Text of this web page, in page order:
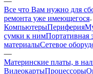
Все что Вам нужно для
ремонта уже имеющегося
КомпьютерыПериферия
сумки к нимПортативная
материалыСетевое
—
Материнские платы, в
ВидеокартыПроцессоры